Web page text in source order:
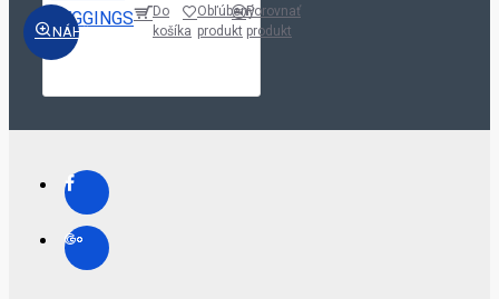
NÁHĽAD
Do
košíka
Obľúbený
produkt
Porovnať
produkt